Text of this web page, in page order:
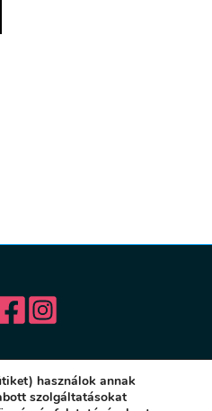
használok annak
szolgáltatásokat